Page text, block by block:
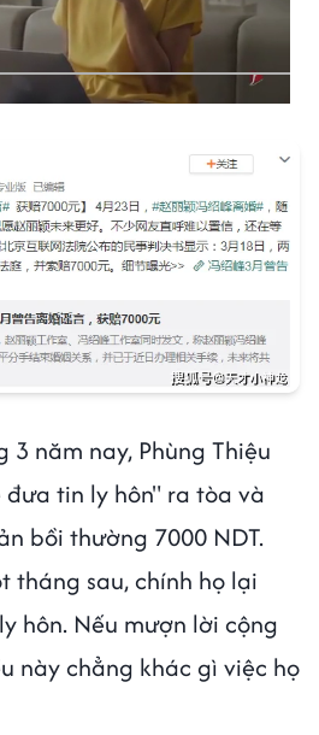
3 năm nay, Phùng Thiệu
đưa tin ly hôn" ra tòa và
bồi thường 7000 NDT.
tháng sau, chính họ lại
hôn. Nếu mượn lời cộng
này chẳng khác gì việc họ